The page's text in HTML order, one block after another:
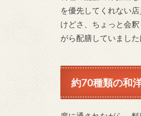
を優先してくれない
けどさ、ちょっと会
がら配膳していまし
約70種類の和